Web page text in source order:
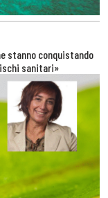
stanno conquistando
sanitari»